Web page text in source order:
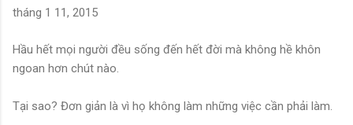
tháng 1 11, 2015
Hầu hết mọi người đều sống đến hết đời mà không hề khôn
ngoan hơn chút nào.
Tại sao? Đơn giản là vì họ không làm những việc cần phải làm.